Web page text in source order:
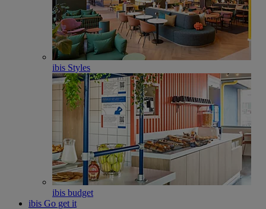
ibis Styles
ibis budget
ibis Go get it